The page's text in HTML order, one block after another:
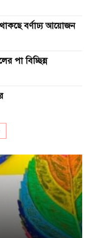
বর্ণাঢ্য আয়োজন
পা বিচ্ছিন্ন